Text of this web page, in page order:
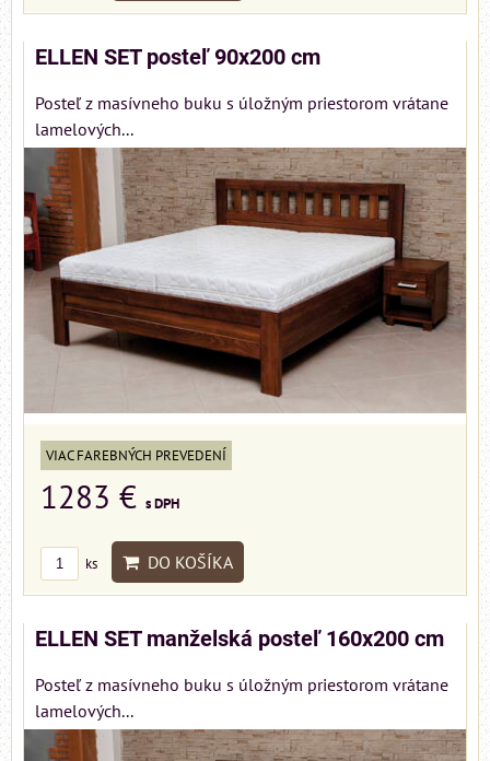
ELLEN SET posteľ 90x200 cm
Posteľ z masívneho buku s úložným priestorom vrátane
lamelových...
VIAC FAREBNÝCH PREVEDENÍ
1283 € s DPH
ks DO KOŠÍKA
ELLEN SET manželská posteľ 160x200 cm
Posteľ z masívneho buku s úložným priestorom vrátane
lamelových...